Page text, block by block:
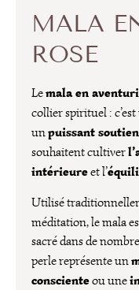
MALA
ROSE
Lemala en
collier spirituel :
unpuissant
souhaitent cultiver
intérieureet l’
Utilisé
méditation, le mala
sacré dans de
perle représente un
conscienteou une